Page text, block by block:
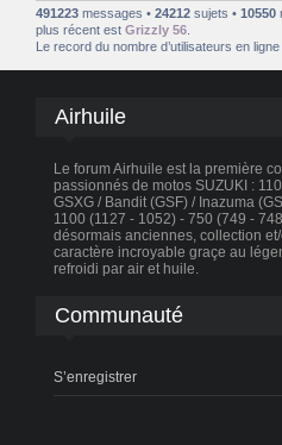
491223 messages •24212 sujets •10550
plus récent estGrizzly 56
Le record du nombre d’utilisateurs en
Airhuile
Le forum Airhuile est la première
passionnés de motos SUZUKI :
GSXG / Bandit (GSF) / Inazuma
1100 (1127 - 1052) - 750 (749 -
désormais anciennes, collection
caractère incroyable graçe au
refroidi par air et huile.
Communauté
S’enregistrer